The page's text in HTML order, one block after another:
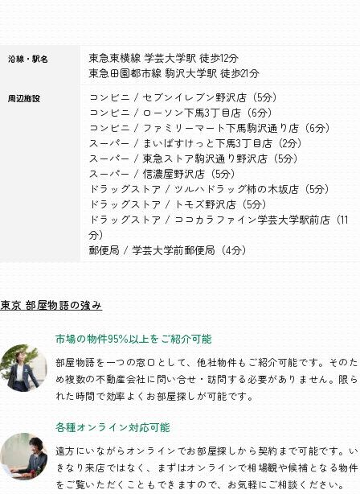
沿線・駅名
東急東横線 学芸大学駅 徒歩12分
東急田園都市線 駒沢大学駅 徒歩21分
周辺施設
コンビニ / セブンイレブン野沢店（5分）
コンビニ / ローソン下馬3丁目店（6分）
コンビニ / ファミリーマート下馬駒沢通り店（6分）
スーパー / まいばすけっと下馬3丁目店（2分）
スーパー / 東急ストア駒沢通り野沢店（5分）
スーパー / 信濃屋野沢店（5分）
ドラッグストア / ツルハドラッグ柿の木坂店（5分）
ドラッグストア / トモズ野沢店（5分）
ドラッグストア / ココカラファイン学芸大学駅前店（11
分）
郵便局 / 学芸大学前郵便局（4分）
東京 部屋物語の強み
市場の物件95％以上を ご紹介可能
部屋物語を一つの窓口として、他社物件もご紹介可能です。そのた
め複数の不動産会社に問い合せ・訪問する必要がありません。限ら
れた時間で効率よくお部屋探しが可能です。
各種オンライン対応可能
遠方にいながらオンラインでお部屋探しから契約まで可能です。い
きなり来店ではなく、まずはオンラインで相場観や候補となる物件
をご覧いただくこともできますので、お気軽にご相談ください。